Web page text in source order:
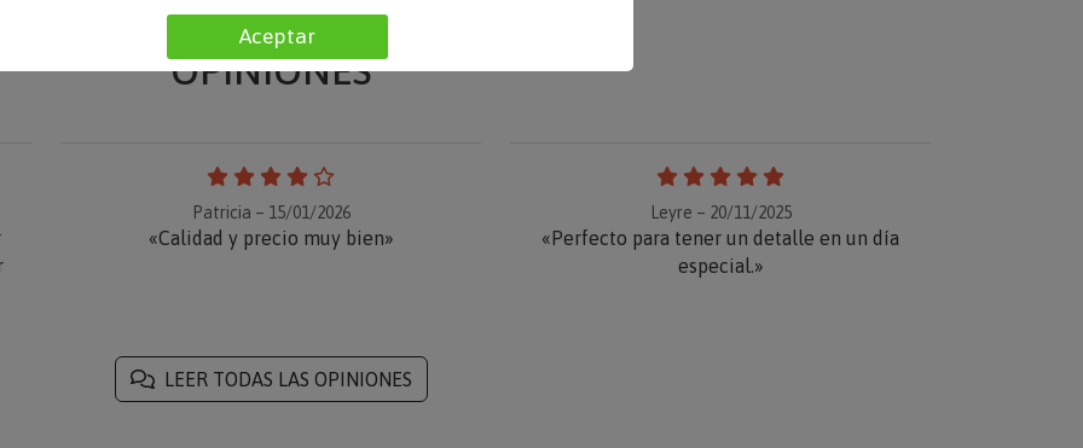
OPINIONES
Patricia – 15/01/2026
«Calidad y precio muy bien»
Leyre – 20/11/2025
«Perfecto para tener un detalle en un día
especial.»
LEER TODAS LAS OPINIONES
Aceptar